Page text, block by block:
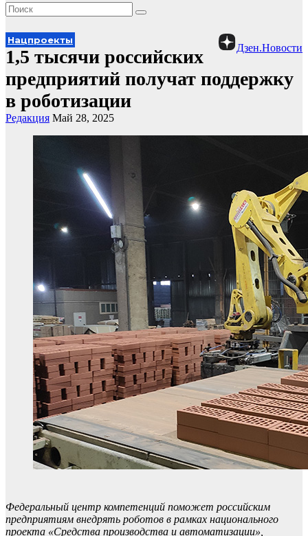
Дзен.Новости
Нацпроекты
1,5 тысячи российских
предприятий получат поддержку
в роботизации
Редакция Май 28, 2025
Федеральный центр компетенций поможет российским
предприятиям внедрять роботов в рамках национального
проекта «Средства производства и автоматизации»,